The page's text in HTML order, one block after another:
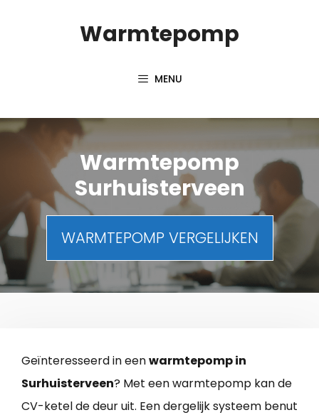
Warmtepomp
MENU
Warmtepomp
Surhuisterveen
WARMTEPOMP VERGELIJKEN
Geïnteresseerd in eenwarmtepomp in
Surhuisterveen? Met een warmtepomp kan de
CV-ketel de deur uit. Een dergelijk systeem benut